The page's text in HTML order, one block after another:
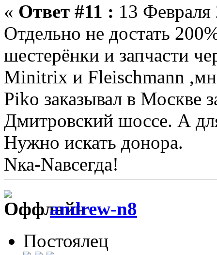
« Ответ #11 : 13
Отдельно не достать
шестерёнки и запчасти
Minitrix и Fleischmann
Piko заказывал в Москве
Дмитровский шоссе. А
Нужно искать донора.
Nка-Nавсегда!
andrew-n8
Постоялец